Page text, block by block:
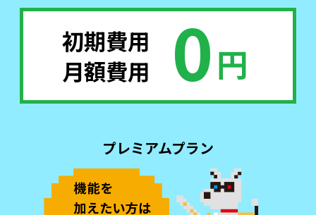
初期費用
月額費用
0円
プレミアムプラン